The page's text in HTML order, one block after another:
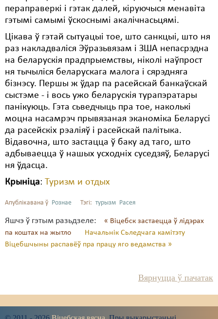
пераправеркі і гэтак далей, кіруючыся менавіта
гэтымі самымі ўскоснымі акалічнасьцямі.
Цікава ў гэтай сытуацыі тое, што санкцыі, што ня
раз накладваліся Эўразьвязам і ЗША непасрэдна
на беларускія прадпрыемствы, ніколі наўпрост
ня тычыліся беларускага малога і сярэдняга
бізнэсу. Першы ж ўдар па расейскай банкаўскай
сыстэме - і вось ужо беларускія турапэратары
панікуюць. Гэта сьведчыць пра тое, наколькі
моцна насамрэч прывязаная эканоміка Беларусі
да расейскіх рэаліяў і расейскай палітыка.
Відавочна, што застацца ў баку ад таго, што
адбываецца ў нашых усходніх суседзяў, Беларусі
ня ўдасца.
Крыніца: Туризм и отдых
Апублікавана ў Рознае Тэгі: турызм Расея
Яшчэ ў гэтым разьдзеле:
« Віцебск застаецца ў лідэрах
па коштах на жытло
Начальнік Сьледчага камітэту
Віцебшчыны распавёў пра працу яго ведамства »
Вярнуцца ў пачатак